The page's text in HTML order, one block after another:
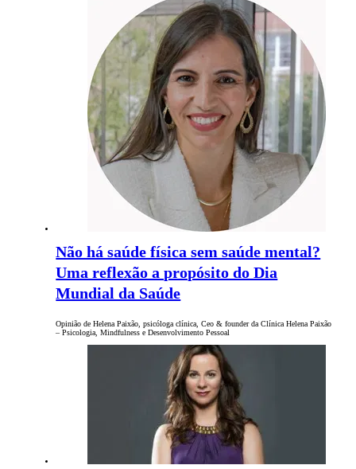
Não há saúde física sem saúde mental?
Uma reflexão a propósito do Dia
Mundial da Saúde
Opinião de Helena Paixão, psicóloga clínica, Ceo & founder da Clínica Helena Paixão
– Psicologia, Mindfulness e Desenvolvimento Pessoal